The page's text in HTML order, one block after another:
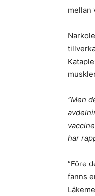
mellan
”Men
har
”Före
fanns